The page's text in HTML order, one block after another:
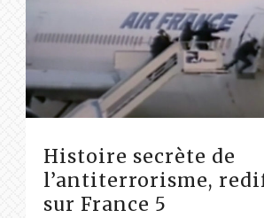
Histoire secrète de
l’antiterrorisme,
sur France 5